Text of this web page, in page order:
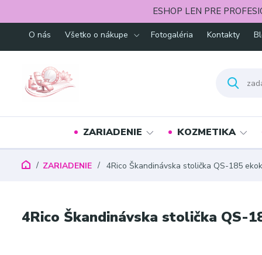
ESHOP LEN PRE
O nás Všetko o nákupe Fotogaléria Kontakty
ZARIADENIE KOZMETIKA
ZARIADENIE 4Rico Škandinávska stolička QS-185
4Rico Škandinávska stolička QS-